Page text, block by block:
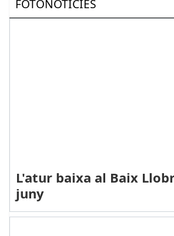
FOTONOTÍCIES
L'atur baixa al Baix
juny